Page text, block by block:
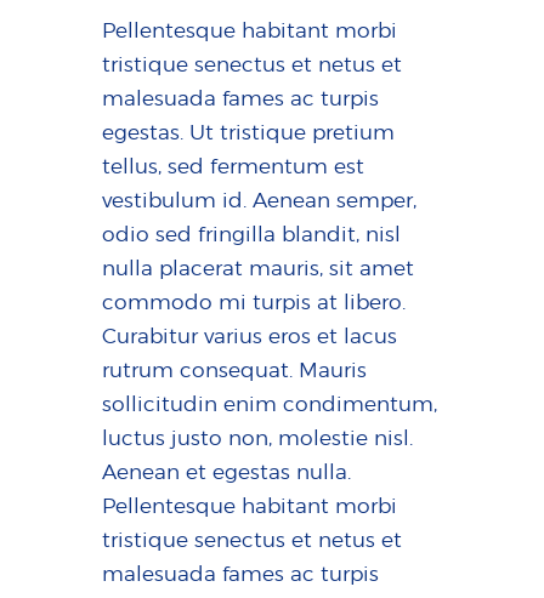
Pellentesque habitant morbi
tristique senectus et netus et
malesuada fames ac turpis
egestas. Ut tristique pretium
tellus, sed fermentum est
vestibulum id. Aenean semper,
odio sed fringilla blandit, nisl
nulla placerat mauris, sit amet
commodo mi turpis at libero.
Curabitur varius eros et lacus
rutrum consequat. Mauris
sollicitudin enim condimentum,
luctus justo non, molestie nisl.
Aenean et egestas nulla.
Pellentesque habitant morbi
tristique senectus et netus et
malesuada fames ac turpis